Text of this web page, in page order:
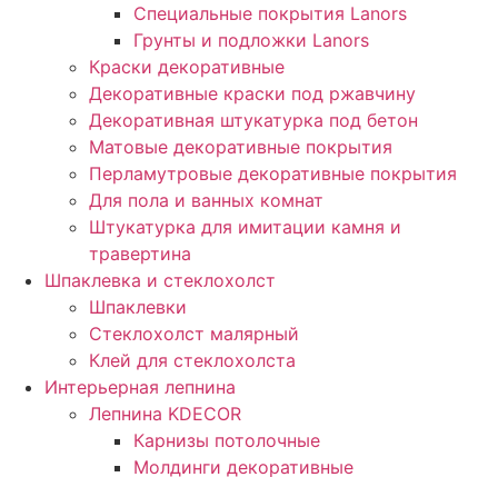
Специальные покрытия Lanors
Грунты и подложки Lanors
Краски декоративные
Декоративные краски под ржавчину
Декоративная штукатурка под бетон
Матовые декоративные покрытия
Перламутровые декоративные покрытия
Для пола и ванных комнат
Штукатурка для имитации камня и
травертина
Шпаклевка и стеклохолст
Шпаклевки
Стеклохолст малярный
Клей для стеклохолста
Интерьерная лепнина
Лепнина KDECOR
Карнизы потолочные
Молдинги декоративные